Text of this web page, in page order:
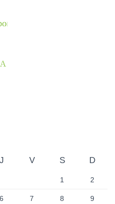
J V S D
1 2
6 7 8 9